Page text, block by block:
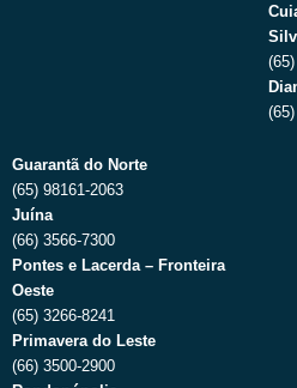
Guarantã do Norte
(65) 98161-2063
Juína
(66) 3566-7300
Pontes e Lacerda – Fronteira
Oeste
(65) 3266-8241
Primavera do Leste
(66) 3500-2900